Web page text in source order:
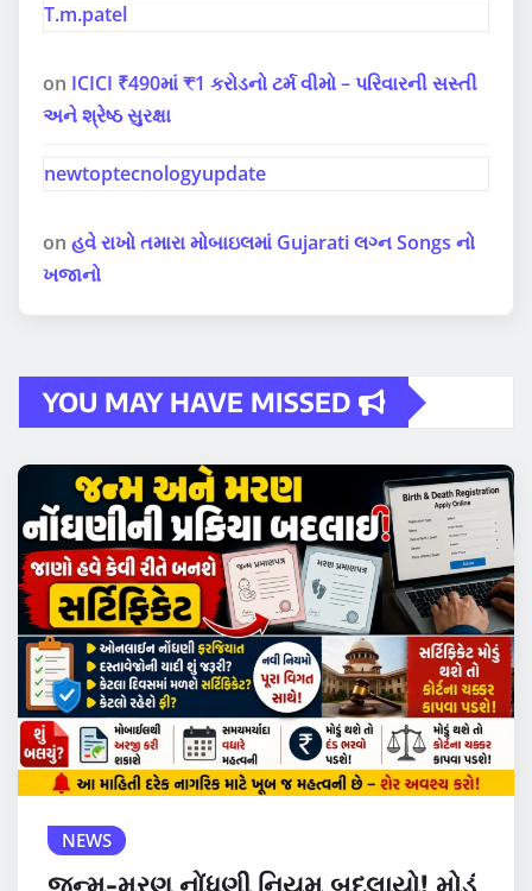
T.m.patel
on ICICI ₹490માં ₹1 કરોડનો ટર્મ વીમો – પરિવારની સસ્તી
અને શ્રેષ્ઠ સુરક્ષા
newtoptecnologyupdate
on હવે રાખો તમારા મોબાઇલમાં Gujarati લગ્ન Songs નો
ખજાનો
YOU MAY HAVE MISSED
NEWS
જન્મ-મરણ નોંધણી નિયમ બદલાયો! મોડું